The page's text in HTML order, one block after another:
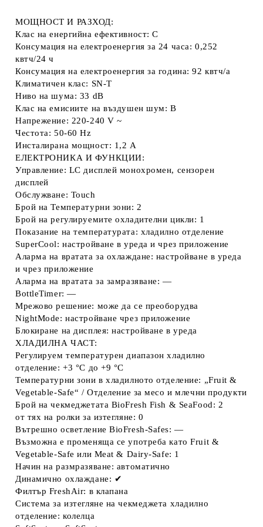
МОЩНОСТ И РАЗХОД:
Клас на енергийна ефективност: C
Консумация на електроенергия за 24 часа: 0,252
квтч/24 ч
Консумация на електроенергия за година: 92 квтч/a
Климатичен клас: SN-T
Ниво на шума: 33 dB
Клас на емисиите на въздушен шум: B
Напрежение: 220-240 V ~
Честота: 50-60 Hz
Инсталирана мощност: 1,2 A
ЕЛЕКТРОНИКА И ФУНКЦИИ:
Управление: LC дисплей монохромен, сензорен
дисплей
Обслужване: Touch
Брой на Температурни зони: 2
Брой на регулируемите охладителни цикли: 1
Показание на температурата: хладилно отделение
SuperCool: настройване в уреда и чрез приложение
Аларма на вратата за oхлаждане: настройване в уреда
и чрез приложение
Аларма на вратата за замразяване: —
BottleTimer: —
Мрежово решение: може да се преоборудва
NightMode: настройване чрез приложение
Блокиране на дисплея: настройване в уреда
ХЛАДИЛНА ЧАСТ:
Регулируем температурен диапазон хладилно
отделение: +3 °C до +9 °C
Температурни зони в хладилното отделение: „Fruit &
Vegetable-Safe“ / Отделение за месо и млечни продукти
Брой на чекмеджетата BioFresh Fish & SeaFood: 2
от тях на ролки за изтегляне: 0
Вътрешно осветление BioFresh-Safes: —
Възможна е променяща се употреба като Fruit &
Vegetable-Safe или Meat & Dairy-Safe: 1
Начин на размразяване: автоматично
Динамично охлаждане: ✔
Филтър FreshAir: в клапана
Система за изтегляне на чекмеджета хладилно
отделение: колелца